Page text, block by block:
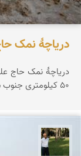
دریاچۀ نمک
دریاچۀ نمک حاج
۵۰ کیلومتری جنوب شهر دامغان واقع شده است